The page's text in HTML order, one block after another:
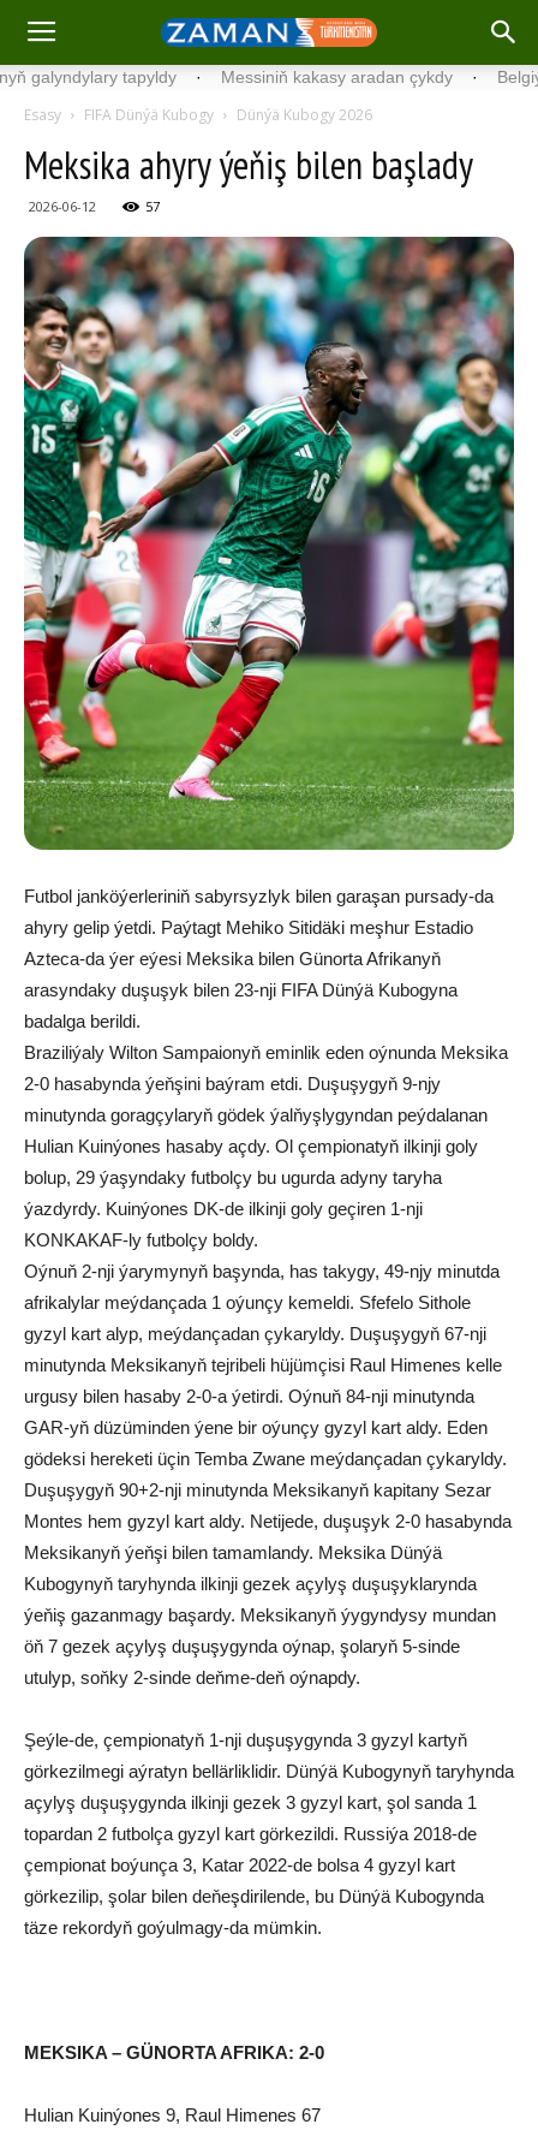
tapyldy · Messiniň kakasy aradan çykdy · Belgiýada
Esasy FIFA Dünýä Kubogy Dünýä Kubogy 2026
Meksika ahyry ýeňiş bilen başlady
2026-06-12 57
Futbol janköýerleriniň sabyrsyzlyk bilen garaşan pursady-da
ahyry gelip ýetdi. Paýtagt Mehiko Sitidäki meşhur Estadio
Azteca-da ýer eýesi Meksika bilen Günorta Afrikanyň
arasyndaky duşuşyk bilen 23-nji FIFA Dünýä Kubogyna
badalga berildi.
Braziliýaly Wilton Sampaionyň eminlik eden oýnunda Meksika
2-0 hasabynda ýeňşini baýram etdi. Duşuşygyň 9-njy
minutynda goragçylaryň gödek ýalňyşlygyndan peýdalanan
Hulian Kuinýones hasaby açdy. Ol çempionatyň ilkinji goly
bolup, 29 ýaşyndaky futbolçy bu ugurda adyny taryha
ýazdyrdy. Kuinýones DK-de ilkinji goly geçiren 1-nji
KONKAKAF-ly futbolçy boldy.
Oýnuň 2-nji ýarymynyň başynda, has takygy, 49-njy minutda
afrikalylar meýdançada 1 oýunçy kemeldi. Sfefelo Sithole
gyzyl kart alyp, meýdançadan çykaryldy. Duşuşygyň 67-nji
minutynda Meksikanyň tejribeli hüjümçisi Raul Himenes kelle
urgusy bilen hasaby 2-0-a ýetirdi. Oýnuň 84-nji minutynda
GAR-yň düzüminden ýene bir oýunçy gyzyl kart aldy. Eden
gödeksi hereketi üçin Temba Zwane meýdançadan çykaryldy.
Duşuşygyň 90+2-nji minutynda Meksikanyň kapitany Sezar
Montes hem gyzyl kart aldy. Netijede, duşuşyk 2-0 hasabynda
Meksikanyň ýeňşi bilen tamamlandy. Meksika Dünýä
Kubogynyň taryhynda ilkinji gezek açylyş duşuşyklarynda
ýeňiş gazanmagy başardy. Meksikanyň ýygyndysy mundan
öň 7 gezek açylyş duşuşygynda oýnap, şolaryň 5-sinde
utulyp, soňky 2-sinde deňme-deň oýnapdy.
Şeýle-de, çempionatyň 1-nji duşuşygynda 3 gyzyl kartyň
görkezilmegi aýratyn bellärliklidir. Dünýä Kubogynyň taryhynda
açylyş duşuşygynda ilkinji gezek 3 gyzyl kart, şol sanda 1
topardan 2 futbolça gyzyl kart görkezildi. Russiýa 2018-de
çempionat boýunça 3, Katar 2022-de bolsa 4 gyzyl kart
görkezilip, şolar bilen deňeşdirilende, bu Dünýä Kubogynda
täze rekordyň goýulmagy-da mümkin.
MEKSIKA – GÜNORTA AFRIKA: 2-0
Hulian Kuinýones 9, Raul Himenes 67